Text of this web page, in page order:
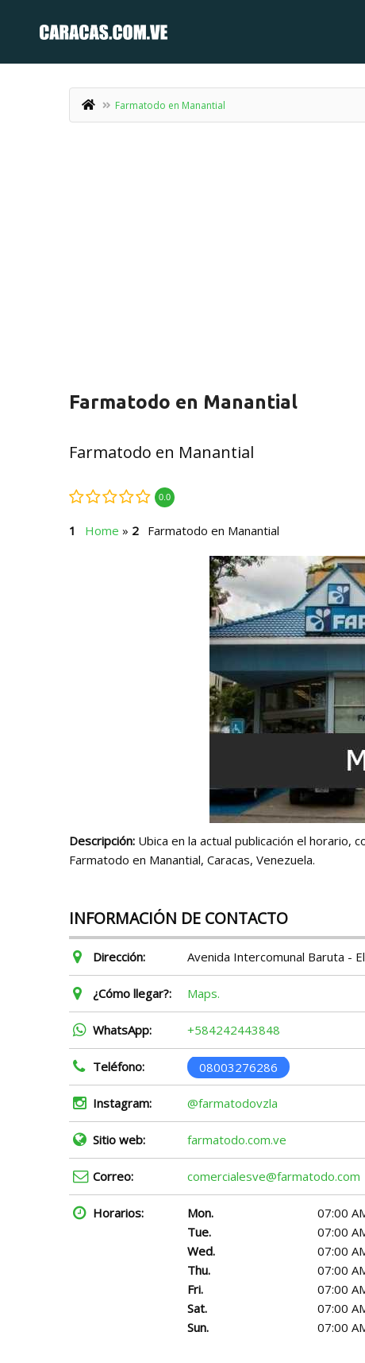
Farmatodo en Manantial
Farmatodo en Manantial
Farmatodo en Manantial
0.0
Home » Farmatodo en Manantial
Descripción: Ubica en la actual publicación el
Farmatodo en Manantial, Caracas, Venezuela.
INFORMACIÓN DE CONTACTO
Dirección: Avenida Intercomunal Baruta -
¿Cómo llegar?: Maps.
WhatsApp: +584242443848
Teléfono: 08003276286
Instagram: @farmatodovzla
Sitio web: farmatodo.com.ve
Correo: comercialesve@farmatodo.com
Horarios: Mon.
07:00
Tue.
07:00
Wed.
07:00
Thu.
07:00
Fri.
07:00
Sat.
07:00
Sun.
07:00